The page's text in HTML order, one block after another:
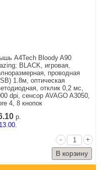
A4Tech Bloody A90
BLACK, игровая,
проводная
1.8м, оптическая
отклик 0,2 мс,
dpi, сенсор AVAGO A3050,
4, 8 кнопок
р.
-
+